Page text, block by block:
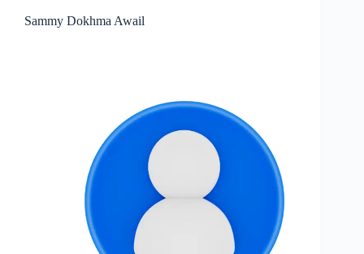
Sammy Dokhma Awail